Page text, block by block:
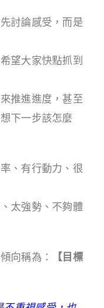
討論感受，而是
望大家快點抓到
推進進度，甚至
下一步該怎麼
、有行動力、很
太強勢、不夠體
向稱為：
【目標